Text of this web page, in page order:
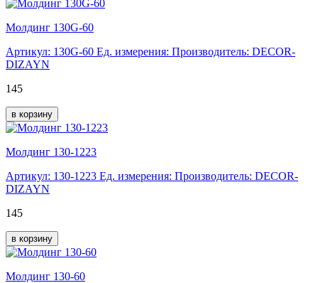
Молдинг 130G-60
Артикул: 130G-60 Ед. измерения: Производитель: DECOR-
DIZAYN
145
в корзину
Молдинг 130-1223
Артикул: 130-1223 Ед. измерения: Производитель: DECOR-
DIZAYN
145
в корзину
Молдинг 130-60